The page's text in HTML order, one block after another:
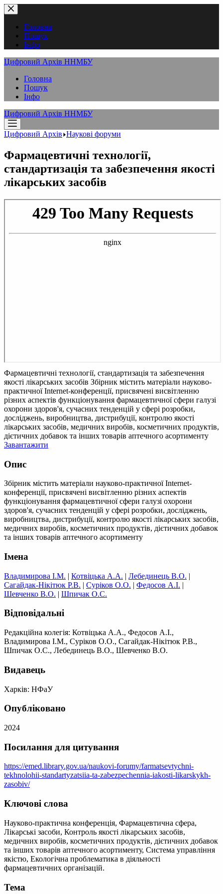
Перейти
до
вмістуГоловна
Пошук
Інфо
Цифровий Архів ННМБУ
Головна
Пошук
Інфо
Цифровий Архів ННМБУ
Цифровий Архів Наукові форуми
Фармацевтичні технології,
стандартизація та забезпечення якості
лікарських засобів
Фармацевтичні технології, стандартизація та забезпечення
якості лікарських засобів Збірник містить матеріали науково-
практичної Internet-конференції, присвячені висвітленню
різних аспектів функціонування фармацевтичної сфери галузі
охорони здоров'я, сучасних тенденцій у сфері розробки,
досліджень, виробництва, дистрибуції, контролю якості
лікарських засобів, медичних виробів, косметичних продуктів,
дієтичних добавок та інших товарів аптечного асортименту
Завантажити
Опис
Збірник містить матеріали науково-практичної Internet-
конференції, присвячені висвітленню різних аспектів
функціонування фармацевтичної сфери галузі охорони
здоров'я, сучасних тенденцій у сфері розробки, досліджень,
виробництва, дистрибуції, контролю якості лікарських засобів,
медичних виробів, косметичних продуктів, дієтичних добавок
та інших товарів аптечного асортименту
Імена
Владимирова І.М. | Котвіцька А.А. | Лебединець В.О. |
Сагайдак-Нікітюк Р.В. | Суріков О.О. | Федосов А.І. |
Шевченко В.О. | Шпичак О.С.
Відповідальні
Редакційна колегія: Котвіцька А.А., Федосов А.І.,
Владимирова І.М., Суріков О.О., Сагайдак-Нікітюк Р.В.,
Шпичак О.С., Лебединець В.О., Шевченко В.О.
Видавець
Харків: НФаУ
Опубліковано
2024
Посилання для цитування
https://emed.library.gov.ua/naukovi-forumy/farmatsevtychni-
tekhnolohii-standartyzatsiia-ta-zabezpechennia-iakosti-likarskykh-
zasobiv/
Ключові слова
Науково-практична конференція, Фармацевтична сфера,
Лікарські засоби, Контроль якості лікарських засобів,
медичних виробів, косметичних продуктів, дієтичних добавок
та інших товарів аптечного асортименту, Система управління
якістю, Екологічна проблематика в діяльності
фармацевтичних організацій.
Тема